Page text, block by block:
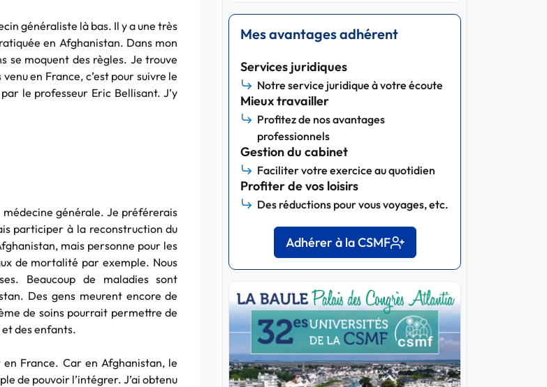
généraliste là bas. Il y a une très
en Afghanistan. Dans mon
se moquent des règles. Je trouve
en France, c’est pour suivre le
le professeur Eric Bellisant. J’y
médecine générale. Je préférerais
participer à la reconstruction du
mais personne pour les
de mortalité par exemple. Nous
Beaucoup de maladies sont
Des gens meurent encore de
de soins pourrait permettre de
des enfants.
France. Car en Afghanistan, le
de pouvoir l’intégrer. J’ai obtenu
Mes avantages adhérent
Services juridiques
Notre service juridique à votre écoute
Mieux travailler
Profitez de nos avantages
professionnels
Gestion du cabinet
Faciliter votre exercice au quotidien
Profiter de vos loisirs
Des réductions pour vous voyages, etc.
Adhérer à la CSMF